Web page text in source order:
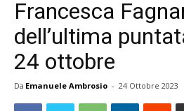
Francesca
dell’ultima
24 ottobre
Da Emanuele Ambrosio - 24 Ottobre 2023